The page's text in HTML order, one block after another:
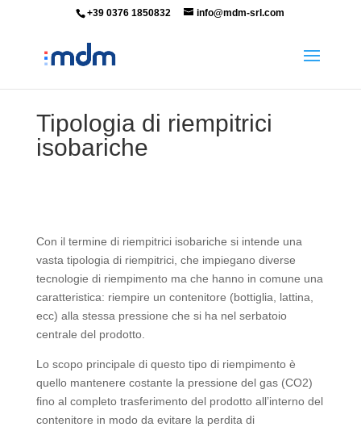
+39 0376 1850832 info@mdm-srl.com
Tipologia di riempitrici
isobariche
Con il termine di riempitrici isobariche si intende una
vasta tipologia di riempitrici, che impiegano diverse
tecnologie di riempimento ma che hanno in comune una
caratteristica: riempire un contenitore (bottiglia, lattina,
ecc) alla stessa pressione che si ha nel serbatoio
centrale del prodotto.
Lo scopo principale di questo tipo di riempimento è
quello mantenere costante la pressione del gas (CO2)
fino al completo trasferimento del prodotto all’interno del
contenitore in modo da evitare la perdita di